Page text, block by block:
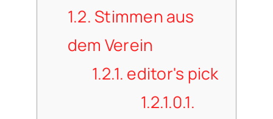
1.2. Stimmen aus
dem Verein
1.2.1. editor's pick
1.2.1.0.1.